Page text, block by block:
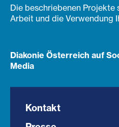
Die beschriebenen Projekte
Arbeit und die Verwendung
Diakonie Österreich auf
Media
Kontakt